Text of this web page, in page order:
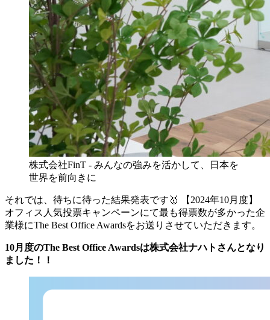
株式会社FinT - みんなの強みを活かして、日本を
世界を前向きに
それでは、待ちに待った結果発表です🥇 【2024年10月度】
オフィス人気投票キャンペーンにて最も得票数が多かった企
業様にThe Best Office Awardsをお送りさせていただきます。
10月度のThe Best Office Awardsは株式会社ナハトさんとなり
ました！！